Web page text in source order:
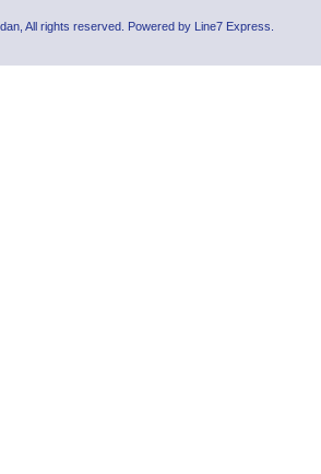
All rights reserved. Powered by Line7 Express.